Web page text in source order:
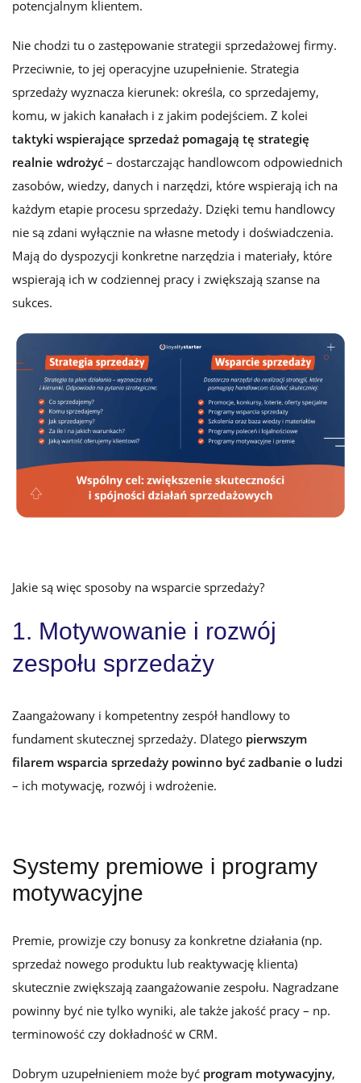
potencjalnym klientem.
Nie chodzi tu o zastępowanie strategii sprzedażowej firmy.
Przeciwnie, to jej operacyjne uzupełnienie. Strategia
sprzedaży wyznacza kierunek: określa, co sprzedajemy,
komu, w jakich kanałach i z jakim podejściem. Z kolei
taktyki wspierające sprzedaż pomagają tę strategię
realnie wdrożyć – dostarczając handlowcom odpowiednich
zasobów, wiedzy, danych i narzędzi, które wspierają ich na
każdym etapie procesu sprzedaży. Dzięki temu handlowcy
nie są zdani wyłącznie na własne metody i doświadczenia.
Mają do dyspozycji konkretne narzędzia i materiały, które
wspierają ich w codziennej pracy i zwiększają szanse na
sukces.
Jakie są więc sposoby na wsparcie sprzedaży?
1. Motywowanie i rozwój
zespołu sprzedaży
Zaangażowany i kompetentny zespół handlowy to
fundament skutecznej sprzedaży. Dlatego pierwszym
filarem wsparcia sprzedaży powinno być zadbanie o ludzi
– ich motywację, rozwój i wdrożenie.
Systemy premiowe i programy
motywacyjne
Premie, prowizje czy bonusy za konkretne działania (np.
sprzedaż nowego produktu lub reaktywację klienta)
skutecznie zwiększają zaangażowanie zespołu. Nagradzane
powinny być nie tylko wyniki, ale także jakość pracy – np.
terminowość czy dokładność w CRM.
Dobrym uzupełnieniem może być program motywacyjny,